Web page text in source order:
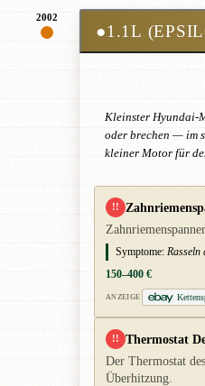
2002
●1.1L
Kleinster Hyundai-
oder brechen — im
kleiner Motor für
!!
Symptome: Rasseln
150–400 €
ANZEIGE
!! Thermostat
Der Thermostat
Überhitzung.